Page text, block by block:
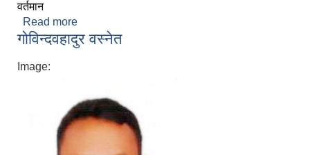
वर्तमान
Read more
गाेविन्दवहादुर वस्नेत
Image: